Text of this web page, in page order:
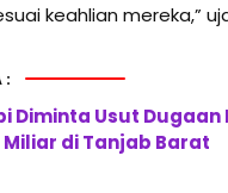
keahlian mereka,”
Diminta Usut
Miliar di Tanjab Barat